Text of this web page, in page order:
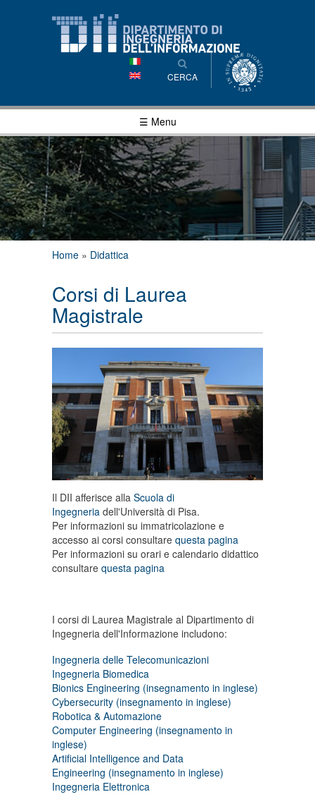
contenuto
principale
CERCA
☰ Menu
Tu sei qui
Home » Didattica
Corsi di Laurea
Magistrale
Il DII afferisce alla Scuola di
Ingegneria dell'Università di Pisa.
Per informazioni su immatricolazione e
accesso ai corsi consultare questa pagina
Per informazioni su orari e calendario didattico
consultare questa pagina
I corsi di Laurea Magistrale al Dipartimento di
Ingegneria dell'Informazione includono:
Ingegneria delle Telecomunicazioni
Ingegneria Biomedica
Bionics Engineering (insegnamento in inglese)
Cybersecurity (insegnamento in inglese)
Robotica & Automazione
Computer Engineering (insegnamento in
inglese)
Artificial Intelligence and Data
Engineering (insegnamento in inglese)
Ingegneria Elettronica